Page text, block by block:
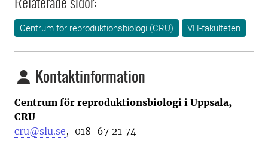
Centrum för reproduktionsbiologi (CRU) VH-fakulteten
Kontaktinformation
Centrum för reproduktionsbiologi i Uppsala,
CRU
cru@slu.se, 018-67 21 74